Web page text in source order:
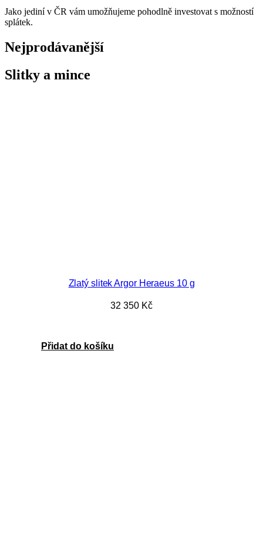
Jako jediní v ČR vám umožňujeme pohodlně investovat s možností
splátek.
Nejprodávanější
Slitky a mince
Zlatý slitek Argor Heraeus 10 g
32 350 Kč
Přidat do košíku